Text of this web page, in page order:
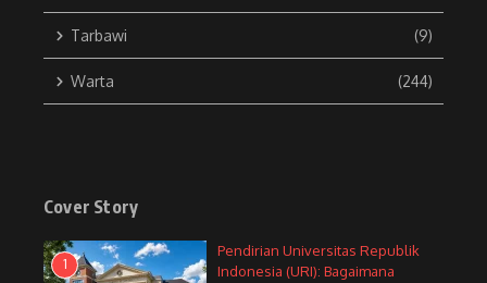
Tarbawi (9)
Warta (244)
Cover Story
1
Pendirian Universitas Republik
Indonesia (URI): Bagaimana